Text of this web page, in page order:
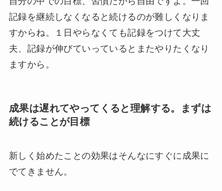
記録を継続しなくなると続けるのが難しくなりま
すからね。
１日やらなくても記録をつけて大丈
夫、記録が伸びていっているとまたやりたくなり
ますから。
成果は遅れてやってくると理解する。まずは
続けることが目標
新しく始めたことの効果はそんなにすぐに成果に
でてきません。